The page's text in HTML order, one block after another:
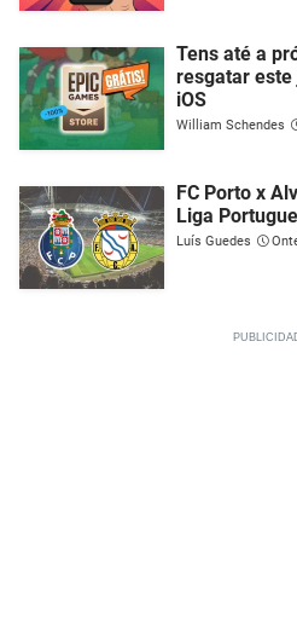
Tens até a
resgatar
iOS
William Schendes
FC Porto x
Liga
Luís Guedes